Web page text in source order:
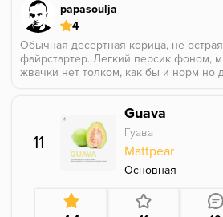
papasoulja
4
Обычная десертная корица, не
файрстартер. Легкий персик фоном,
жвачки нет толком, как бы и норм но
11
Guava
Гуава
Mattpear
Основная